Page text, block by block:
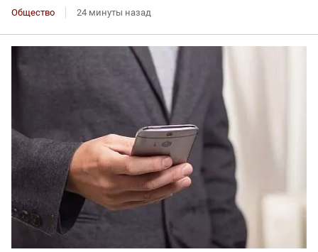
Общество 24 минуты назад